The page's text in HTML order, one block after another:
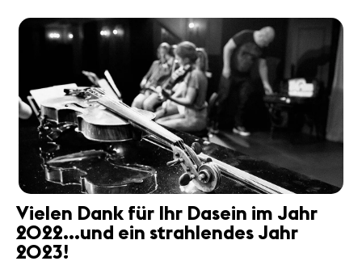
Vielen Dank für Ihr Dasein im Jahr
2022...und ein strahlendes Jahr
2023!